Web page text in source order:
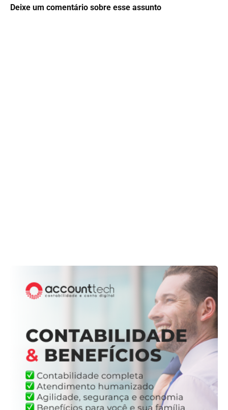
Deixe um comentário sobre esse assunto